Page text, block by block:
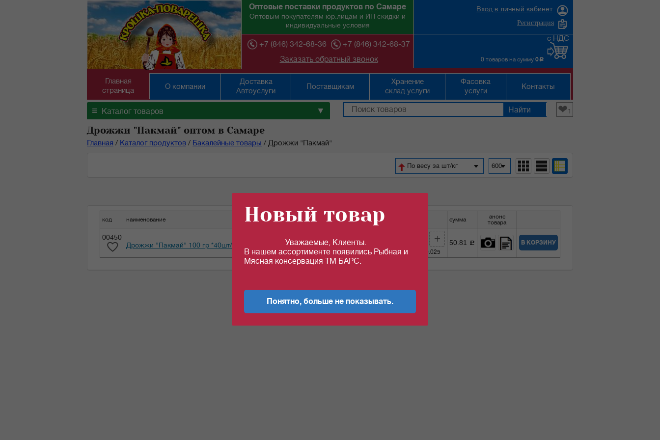
Оптовые поставки продуктов по Самаре
Оптовым покупателям юр.лицам и ИП скидки и
индивидуальные условия
+7 (846) 342-68-36
+7 (846) 342-68-37
Заказать обратный звонок
Вход в личный кабинет
Регистрация
0 товаров на сумму 0 c
с НДС
Главная
страница
О компании
Доставка
Автоуслуги
Поставщикам
Хранение
склад.услуги
Фасовка
услуги
Контакты
≡ Каталог товаров ▼ ❤1
Дрожжи "Пакмай" оптом в Самаре
Главная / Каталог продуктов / Бакалейные товары / Дрожжи "Пакмай"
600
По весу за шт/кг
код наименование ед.изм цена сумма
анонс
товара
00450
Дрожжи "Пакмай" 100 гр *40шт/уп Турция
шт 50.81c за 1 шт
Кол-во (уп.) 0.025
50.81 c В КОРЗИНУ
Новый товар
Уважаемые, Клиенты.
В нашем ассортименте появились Рыбная и
Мясная консервация ТМ БАРС.
Понятно, больше не показывать.